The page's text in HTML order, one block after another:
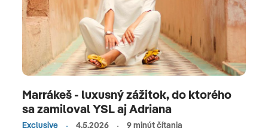
Marrákeš - luxusný zážitok, do ktorého
sa zamiloval YSL aj Adriana
Exclusive 4.5.2026 9 minút čítania